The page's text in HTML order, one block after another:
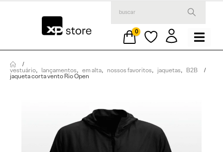
0
vestuário, lançamentos, em alta, nossos favoritos, jaquetas, B2B
jaqueta corta vento Rio Open